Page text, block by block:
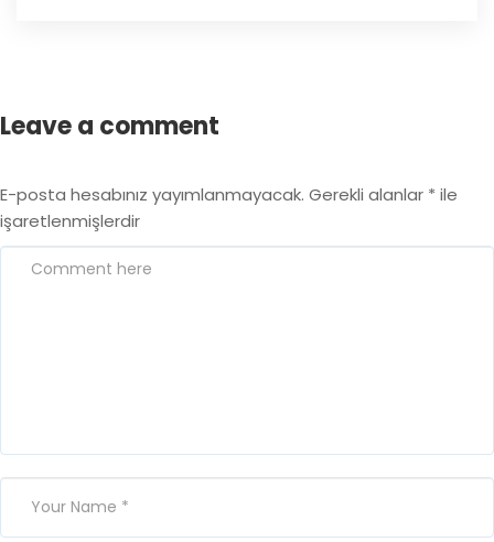
Leave a comment
E-posta hesabınız yayımlanmayacak. Gerekli alanlar * ile
işaretlenmişlerdir